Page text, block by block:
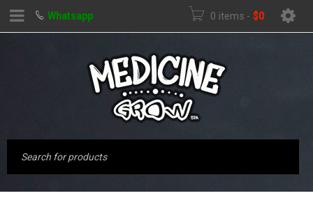
Whatsapp 0 items - $0